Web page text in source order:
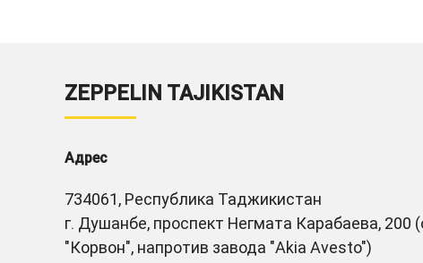
ZEPPELIN TAJIKISTAN
Адрес
734061, Республика Таджикистан
г. Душанбе, проспект Негмата Карабаева, 200
"Корвон", напротив завода "Akia Avesto")